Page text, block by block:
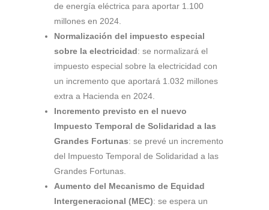
de energía eléctrica para aportar 1.100
millones en 2024.
Normalización del impuesto especial
sobre la electricidad: se normalizará el
impuesto especial sobre la electricidad con
un incremento que aportará 1.032 millones
extra a Hacienda en 2024.
Incremento previsto en el nuevo
Impuesto Temporal de Solidaridad a las
Grandes Fortunas: se prevé un incremento
del Impuesto Temporal de Solidaridad a las
Grandes Fortunas.
Aumento del Mecanismo de Equidad
Intergeneracional (MEC): se espera un